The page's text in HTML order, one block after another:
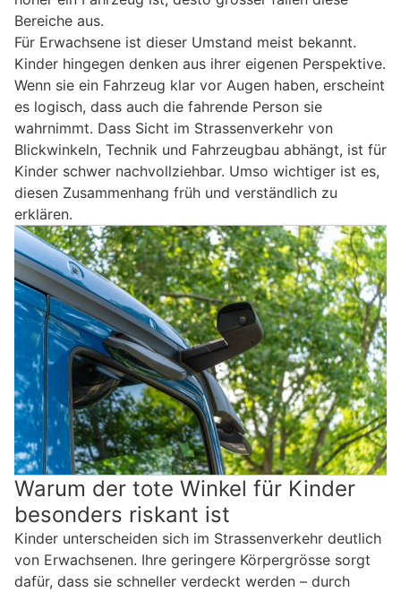
Bereiche aus.
Für Erwachsene ist dieser Umstand meist bekannt.
Kinder hingegen denken aus ihrer eigenen Perspektive.
Wenn sie ein Fahrzeug klar vor Augen haben, erscheint
es logisch, dass auch die fahrende Person sie
wahrnimmt. Dass Sicht im Strassenverkehr von
Blickwinkeln, Technik und Fahrzeugbau abhängt, ist für
Kinder schwer nachvollziehbar. Umso wichtiger ist es,
diesen Zusammenhang früh und verständlich zu
erklären.
Warum der tote Winkel für Kinder
besonders riskant ist
Kinder unterscheiden sich im Strassenverkehr deutlich
von Erwachsenen. Ihre geringere Körpergrösse sorgt
dafür, dass sie schneller verdeckt werden – durch